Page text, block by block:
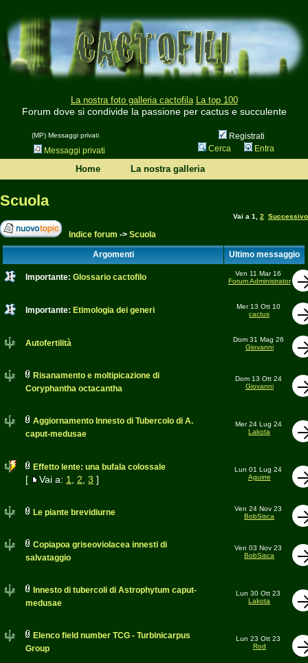
La nostra foto galleria cactofila La top 100
Forum dove si condivide la passione per cactus e succulente
(MP) Messaggi privati
Registrati
Messaggi privati
Cerca Entra
Home La nostra galleria
Scuola
Vai a 1 2 Successivo
Indice forum -> Scuola
Argomenti Ultimo messaggio
Importante: Glossario cactofilo
Ven 11 Mar 16
Forum Administrator
Importante: Etimologia dei generi
Mer 13 Ott 10
cactus
Autofertilità
Dom 31 Mag 26
Giovanni
Risanamento e moltipicazione di
Coryphantha octacantha
Dom 13 Ott 24
Giovanni
Aggiornamento Innesto di Tubercolo di A.
caput-medusae
Mer 24 Lug 24
Lakota
Effetto lente: una bufala colossale
[ Vai a: 1 2 3 ]
Lun 01 Lug 24
Aguirre
Le piante brevidiurne
Ven 24 Nov 23
BobSisca
Copiapoa griseoviolacea innesti di
salvataggio
Ven 03 Nov 23
BobSisca
Innesto di tubercoli di Astrophytum caput-
medusae
Lun 30 Ott 23
Lakota
Elenco field number TCG - Turbinicarpus
Group
Lun 23 Ott 23
Rod